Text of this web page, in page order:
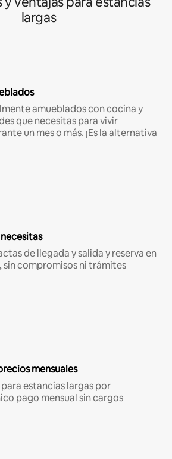
largas
amueblados con cocina y
que necesitas para vivir
un mes o más. ¡Es la alternativa
de llegada y salida y reserva en
sin compromisos ni trámites
mensuales
estancias largas por
pago mensual sin cargos